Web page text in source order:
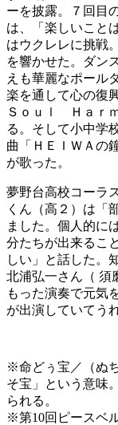
ーを披露。７回目
は、「楽しいこと
はウクレレに挑戦
を響かせた。ダン
えも華麗なポール
楽を通して心の復
Ｓｏｕｌ Ｈａｒ
る。そして小中学
曲「ＨＥＩＷＡの
が歌った。
夢野台高校コーラ
くん（高２）は「
ました。個人的に
分たちが出来るこ
しい」と話した。
北浦弘一さん（ 須
もった演奏で元気
が出演していてう
※命どぅ宝／（ぬ
そ宝」という意味
られる。
※第10回ピースベ